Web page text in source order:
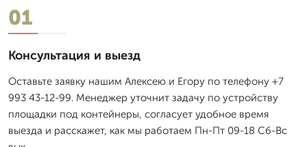
01
Консультация и выезд
Оставьте заявку нашим Алексею и Егору по телефону +7
993 43-12-99. Менеджер уточнит задачу по устройству
площадки под контейнеры, согласует удобное время
выезда и расскажет, как мы работаем Пн-Пт 09-18 Сб-Вс